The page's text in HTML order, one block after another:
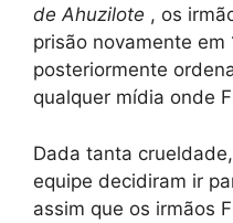
de Ahuzilote , os
prisão novamente
posteriormente
qualquer mídia onde
Dada tanta
equipe decidiram ir
assim que os irmãos